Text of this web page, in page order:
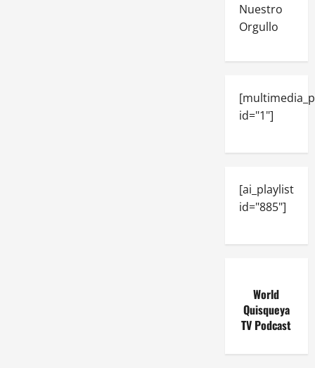
Nuestro
Orgullo
id="1"]
[ai_playlist
id="885"]
World
Quisqueya
TV Podcast